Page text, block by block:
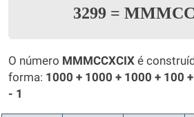
3299 =
O número MMMCCXCIX é
forma: 1000 + 1000 + 1000 + 100
- 1